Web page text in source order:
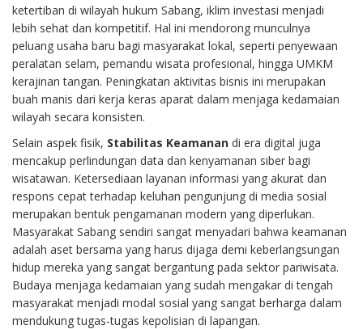
ketertiban di wilayah hukum Sabang, iklim investasi menjadi
lebih sehat dan kompetitif. Hal ini mendorong munculnya
peluang usaha baru bagi masyarakat lokal, seperti penyewaan
peralatan selam, pemandu wisata profesional, hingga UMKM
kerajinan tangan. Peningkatan aktivitas bisnis ini merupakan
buah manis dari kerja keras aparat dalam menjaga kedamaian
wilayah secara konsisten.
Selain aspek fisik, Stabilitas Keamanan di era digital juga
mencakup perlindungan data dan kenyamanan siber bagi
wisatawan. Ketersediaan layanan informasi yang akurat dan
respons cepat terhadap keluhan pengunjung di media sosial
merupakan bentuk pengamanan modern yang diperlukan.
Masyarakat Sabang sendiri sangat menyadari bahwa keamanan
adalah aset bersama yang harus dijaga demi keberlangsungan
hidup mereka yang sangat bergantung pada sektor pariwisata.
Budaya menjaga kedamaian yang sudah mengakar di tengah
masyarakat menjadi modal sosial yang sangat berharga dalam
mendukung tugas-tugas kepolisian di lapangan.